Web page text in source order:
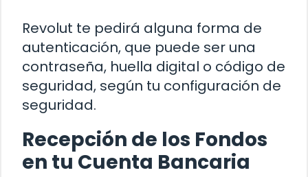
Revolut te pedirá alguna forma de
autenticación, que puede ser una
contraseña, huella digital o código de
seguridad, según tu configuración de
seguridad.
Recepción de los Fondos
en tu Cuenta Bancaria